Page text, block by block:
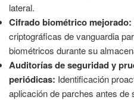
lateral.
Cifrado biométrico mejorado:
criptográficas de vanguardia
biométricos durante su
Auditorías de seguridad y
periódicas: Identificación
aplicación de parches antes de